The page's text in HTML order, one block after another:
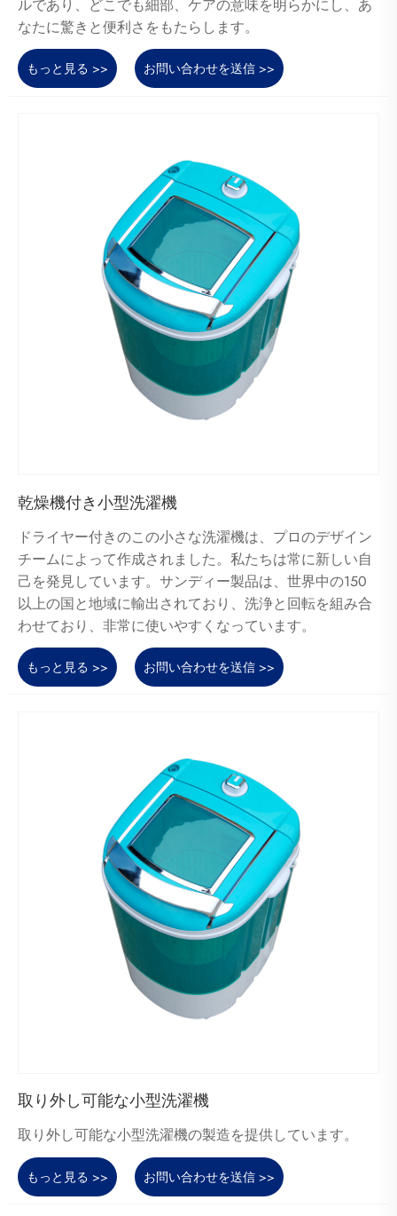
ルであり、どこでも細部、ケアの意味を明らかにし、あ
なたに驚きと便利さをもたらします。
もっと見る >> お問い合わせを送信 >>
乾燥機付き小型洗濯機
ドライヤー付きのこの小さな洗濯機は、プロのデザイン
チームによって作成されました。私たちは常に新しい自
己を発見しています。サンディー製品は、世界中の150
以上の国と地域に輸出されており、洗浄と回転を組み合
わせており、非常に使いやすくなっています。
もっと見る >> お問い合わせを送信 >>
取り外し可能な小型洗濯機
取り外し可能な小型洗濯機の製造を提供しています。
もっと見る >> お問い合わせを送信 >>